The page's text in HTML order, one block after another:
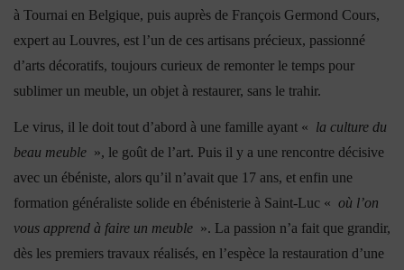
à Tournai en Belgique, puis auprès de François Germond Cours,
expert au Louvres, est l’un de ces artisans précieux, passionné
d’arts décoratifs, toujours curieux de remonter le temps pour
sublimer un meuble, un objet à restaurer, sans le trahir.
Le virus, il le doit tout d’abord à une famille ayant « la culture du
beau meuble », le goût de l’art. Puis il y a une rencontre décisive
avec un ébéniste, alors qu’il n’avait que 17 ans, et enfin une
formation généraliste solide en ébénisterie à Saint-Luc « où l’on
vous apprend à faire un meuble ». La passion n’a fait que grandir,
dès les premiers travaux réalisés, en l’espèce la restauration d’une